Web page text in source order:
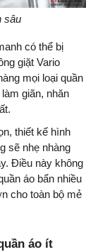
sâu
có thể bị
giặt Vario
mọi loại quần
giãn, nhăn
thiết kế hình
sẽ nhẹ nhàng
Điều này không
áo bẩn nhiều
cho toàn bộ mẻ
áo ít